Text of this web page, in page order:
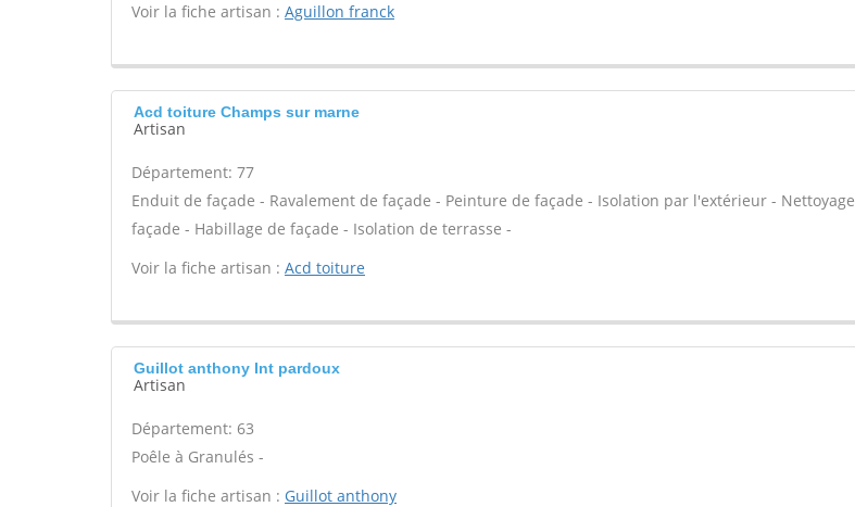
Voir la fiche artisan : Aguillon franck
Acd toiture Champs sur marne
Artisan
Département: 77
Enduit de façade - Ravalement de façade - Peinture de façade - Isolation par l'extérieur -
façade - Habillage de façade - Isolation de terrasse -
Voir la fiche artisan : Acd toiture
Guillot anthony Int pardoux
Artisan
Département: 63
Poêle à Granulés -
Voir la fiche artisan : Guillot anthony